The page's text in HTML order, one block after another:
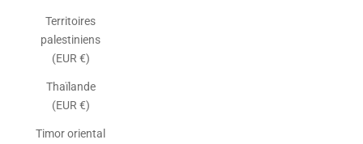
Territoires
palestiniens
(EUR €)
Thaïlande
(EUR €)
Timor oriental